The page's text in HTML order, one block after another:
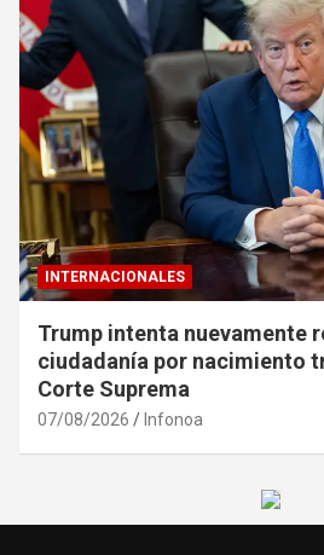
INTERNACIONALES
Trump intenta nuevamente
ciudadanía por nacimiento
Corte Suprema
07/08/2026 Infonoa